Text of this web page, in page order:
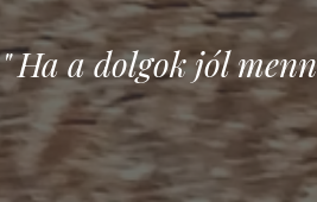
" Ha a dolgok jól